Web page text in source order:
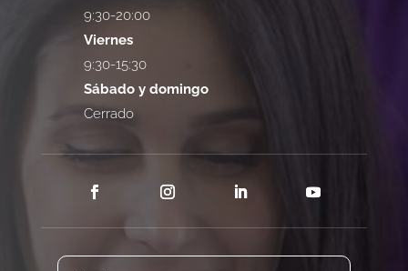
9:30-20:00
Viernes
9:30-15:30
Sábado y domingo
Cerrado